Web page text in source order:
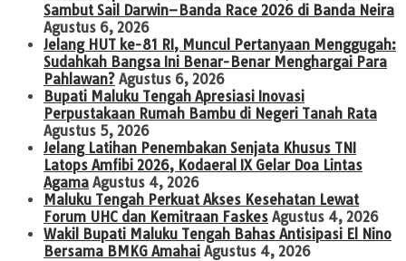
Sambut Sail Darwin–Banda Race 2026 di Banda Neira
Agustus 6, 2026
Jelang HUT ke-81 RI, Muncul Pertanyaan Menggugah:
Sudahkah Bangsa Ini Benar-Benar Menghargai Para
Pahlawan? Agustus 6, 2026
Bupati Maluku Tengah Apresiasi Inovasi
Perpustakaan Rumah Bambu di Negeri Tanah Rata
Agustus 5, 2026
Jelang Latihan Penembakan Senjata Khusus TNI
Latops Amfibi 2026, Kodaeral IX Gelar Doa Lintas
Agama Agustus 4, 2026
Maluku Tengah Perkuat Akses Kesehatan Lewat
Forum UHC dan Kemitraan Faskes Agustus 4, 2026
Wakil Bupati Maluku Tengah Bahas Antisipasi El Nino
Bersama BMKG Amahai Agustus 4, 2026